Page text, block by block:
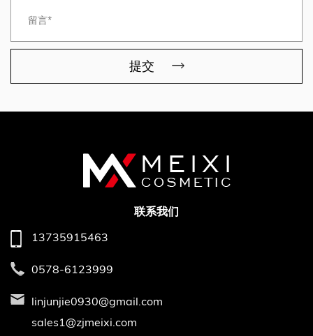
提交
联系我们
13735915463
0578-6123999
linjunjie0930@gmail.com
sales1@zjmeixi.com